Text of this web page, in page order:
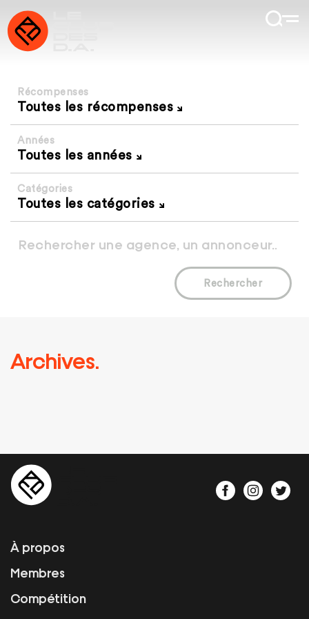
Récompenses
Toutes les récompenses
Années
Toutes les années
Catégories
Toutes les catégories
Rechercher
Archives.
À propos
Membres
Compétition